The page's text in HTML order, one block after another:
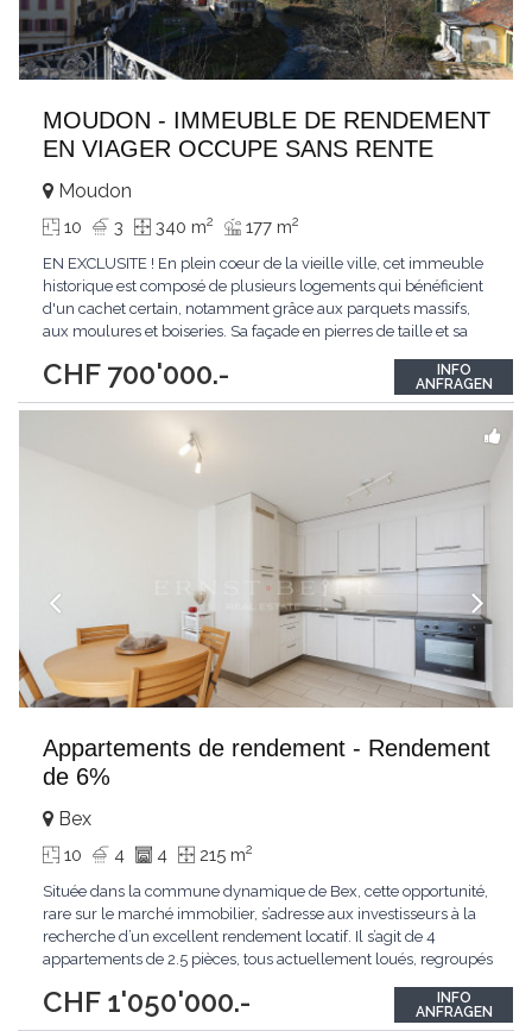
MOUDON - IMMEUBLE DE RENDEMENT
EN VIAGER OCCUPE SANS RENTE
CHF 700'000.-
Moudon
10 3 340 m2 177 m2
EN EXCLUSITE ! En plein coeur de la vieille ville, cet immeuble
historique est composé de plusieurs logements qui bénéficient
d'un cachet certain, notamment grâce aux parquets massifs,
aux moulures et boiseries. Sa façade en pierres de taille et sa
niveau, hormis le dernier, dispose d'un balcon/terrasse avec
garde corps en fer forgé,...
INFO
ANFRAGEN
Appartements de rendement - Rendement
de 6%
CHF 1'050'000.-
Bex
10 4 4 215 m2
Située dans la commune dynamique de Bex, cette opportunité,
rare sur le marché immobilier, s’adresse aux investisseurs à la
recherche d’un excellent rendement locatif. Il s’agit de 4
appartements de 2.5 pièces, tous actuellement loués, regroupés
bénéficient d’une configuration fonctionnelle et sont situés à
proximité...
INFO
ANFRAGEN